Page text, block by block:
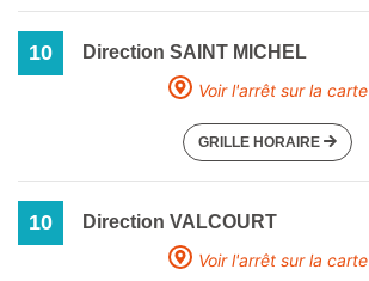
10
Direction SAINT MICHEL
Voir l'arrêt sur la carte
GRILLE HORAIRE
10
Direction VALCOURT
Voir l'arrêt sur la carte